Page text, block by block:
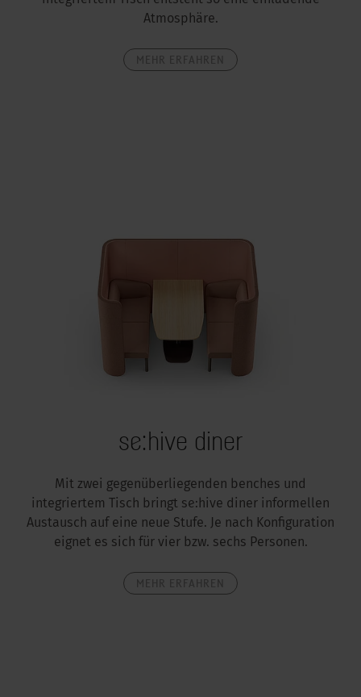
Atmosphäre.
se:hive diner
Mit zwei gegenüberliegenden benches und
integriertem Tisch bringt se:hive diner informellen
Austausch auf eine neue Stufe. Je nach Konfiguration
eignet es sich für vier bzw. sechs Personen.